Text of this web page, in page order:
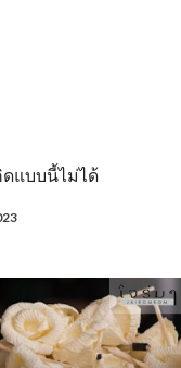
ดแบบนี้ไม่ได้